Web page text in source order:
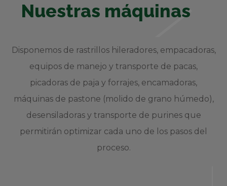
Nuestras máquinas
Disponemos de rastrillos hileradores, empacadoras,
equipos de manejo y transporte de pacas,
picadoras de paja y forrajes, encamadoras,
máquinas de pastone (molido de grano húmedo),
desensiladoras y transporte de purines que
permitirán optimizar cada uno de los pasos del
proceso.